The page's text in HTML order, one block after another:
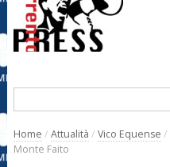
Home / Attualità / Vico Equense /
Monte Faito